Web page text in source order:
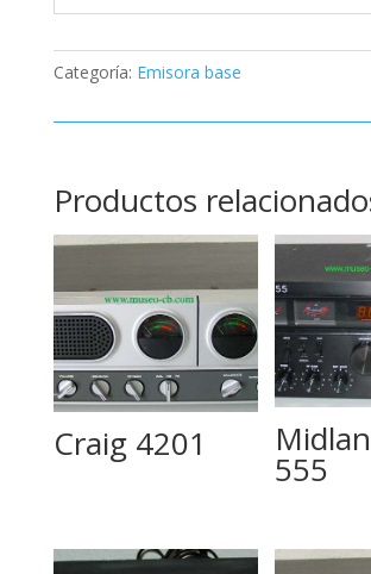
Categoría: Emisora base
Productos
Craig 4201
555